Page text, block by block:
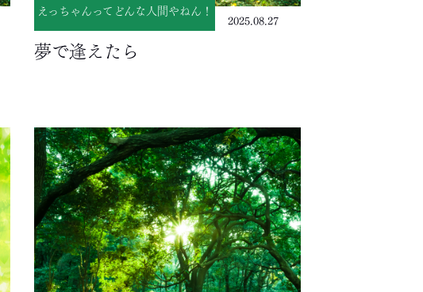
えっちゃんってどんな人間やねん！
2025.08.27
夢で逢えたら